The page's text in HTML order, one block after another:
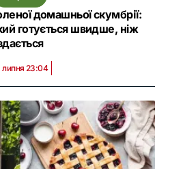
домашньої скумбрії:
готується швидше, ніж
липня 23:04